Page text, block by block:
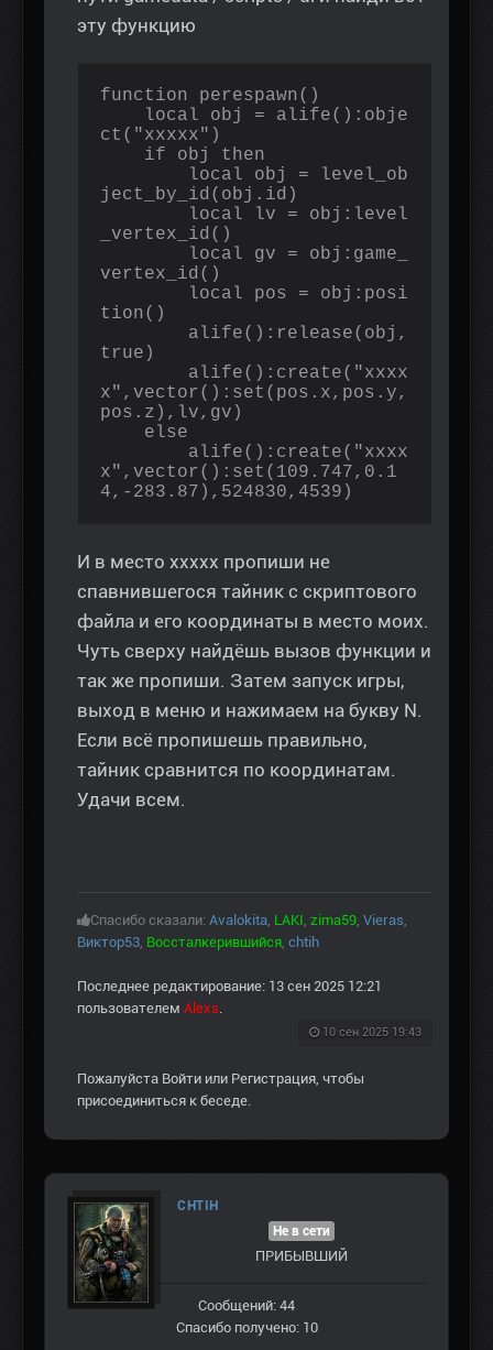
эту функцию
function perespawn()
ct("ххххх")
ject_by_id(obj.id)
_vertex_id()
vertex_id()
tion()
true)
х",vector():set(pos.x,pos.y,
pos.z),lv,gv)
х",vector():set(109.747,0.1
4,-283.87),524830,4539)
И в место ххххх пропиши не
спавнившегося тайник с скриптового
файла и его координаты в место моих.
Чуть сверху найдёшь вызов функции и
так же пропиши. Затем запуск игры,
выход в меню и нажимаем на букву N.
Если всё пропишешь правильно,
тайник сравнится по координатам.
Удачи всем.
Спасибо сказали: Avalokita LAKI zima59 Vieras
Виктор53 Воссталкерившийся chtih
Последнее редактирование: 13 сен 2025 12:21
пользователем Alexs
10 сен 2025 19:43
Пожалуйста Войти или Регистрация , чтобы
присоединиться к беседе.
CHTIH
Не в сети
ПРИБЫВШИЙ
Сообщений: 44
Спасибо получено: 10